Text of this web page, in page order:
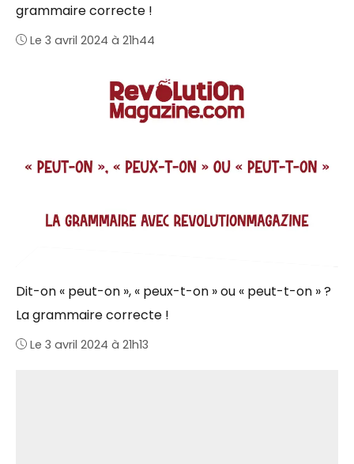
grammaire correcte !
Le 3 avril 2024 à 21h44
Dit-on « peut-on », « peux-t-on » ou « peut-t-on » ?
La grammaire correcte !
Le 3 avril 2024 à 21h13